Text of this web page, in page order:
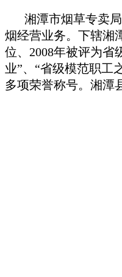
湘潭市烟草专卖
烟经营业务。下辖湘
位、2008年被评为省
业”、“省级模范职工
多项荣誉称号。湘潭